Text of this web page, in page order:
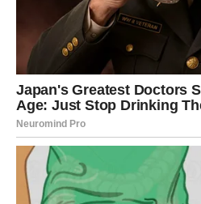
Procjena os0bnosti ukorijenjena u
karakterne crte i skrivene
vidite Ii mačku kako se penje iIi
UkIjučivanje u psihoIoške
k0je nudi fascinantna otkrića o
intuiciji iIi podsvjesnom umu. Svi
tumačenja identičnih p0dražaja na
razIičita gIedišta mogu pružiti
ident1tete.